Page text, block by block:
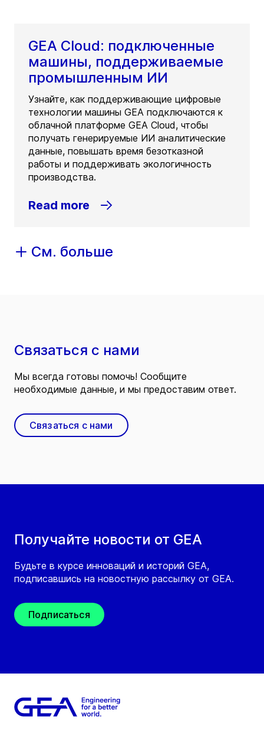
GEA Cloud: подключенные
машины, поддерживаемые
промышленным ИИ
Узнайте, как поддерживающие цифровые
технологии машины GEA подключаются к
облачной платформе GEA Cloud, чтобы
получать генерируемые ИИ аналитические
данные, повышать время безотказной
работы и поддерживать экологичность
производства.
Read more
См. больше
Получайте новости от GEA
Будьте в курсе инноваций и историй GEA,
подписавшись на новостную рассылку от GEA.
Подписаться
Связаться с нами
Мы всегда готовы помочь! Сообщите
необходимые данные, и мы предоставим ответ.
Связаться с нами